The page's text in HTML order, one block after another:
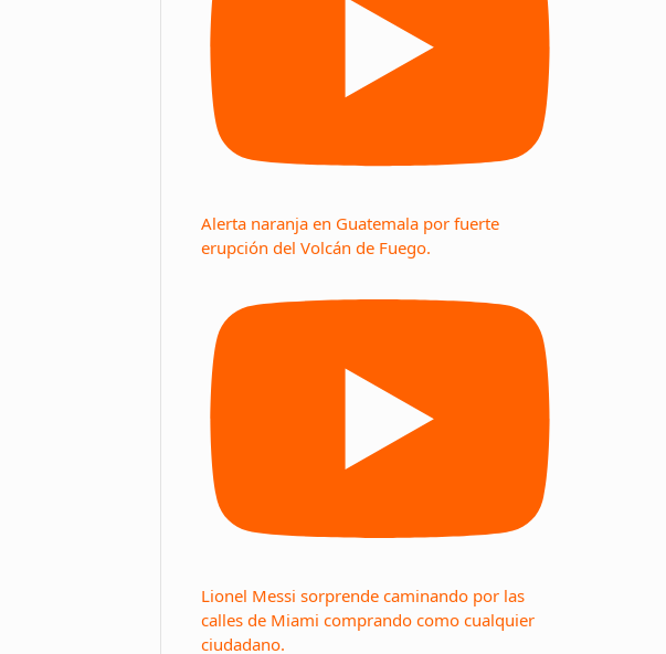
Alerta naranja en Guatemala por fuerte
erupción del Volcán de Fuego.
Lionel Messi sorprende caminando por las
calles de Miami comprando como cualquier
ciudadano.